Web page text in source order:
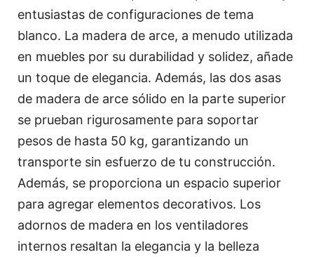
entusiastas de configuraciones de tema
blanco. La madera de arce, a menudo utilizada
en muebles por su durabilidad y solidez, añade
un toque de elegancia. Además, las dos asas
de madera de arce sólido en la parte superior
se prueban rigurosamente para soportar
pesos de hasta 50 kg, garantizando un
transporte sin esfuerzo de tu construcción.
Además, se proporciona un espacio superior
para agregar elementos decorativos. Los
adornos de madera en los ventiladores
internos resaltan la elegancia y la belleza